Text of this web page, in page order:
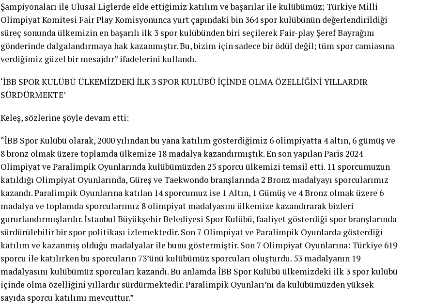
Şampiyonaları ile Ulusal Liglerde elde ettiğimiz katılım ve başarılar ile kulübümüz; Türkiye Milli
Olimpiyat Komitesi Fair Play Komisyonunca yurt çapındaki bin 364 spor kulübünün değerlendirildiği
süreç sonunda ülkemizin en başarılı ilk 3 spor kulübünden biri seçilerek Fair-play Şeref Bayrağını
gönderinde dalgalandırmaya hak kazanmıştır. Bu, bizim için sadece bir ödül değil; tüm spor camiasına
verdiğimiz güzel bir mesajdır” ifadelerini kullandı.
‘İBB SPOR KULÜBÜ ÜLKEMİZDEKİ İLK 3 SPOR KULÜBÜ İÇİNDE OLMA ÖZELLİĞİNİ YILLARDIR
SÜRDÜRMEKTE’
Keleş, sözlerine şöyle devam etti:
“İBB Spor Kulübü olarak, 2000 yılından bu yana katılım gösterdiğimiz 6 olimpiyatta 4 altın, 6 gümüş ve
8 bronz olmak üzere toplamda ülkemize 18 madalya kazandırmıştık. En son yapılan Paris 2024
Olimpiyat ve Paralimpik Oyunlarında kulübümüzden 25 sporcu ülkemizi temsil etti. 11 sporcumuzun
katıldığı Olimpiyat Oyunlarında, Güreş ve Taekwondo branşlarında 2 Bronz madalyayı sporcularımız
kazandı. Paralimpik Oyunlarına katılan 14 sporcumuz ise 1 Altın, 1 Gümüş ve 4 Bronz olmak üzere 6
madalya ve toplamda sporcularımız 8 olimpiyat madalyasını ülkemize kazandırarak bizleri
gururlandırmışlardır. İstanbul Büyükşehir Belediyesi Spor Kulübü, faaliyet gösterdiği spor branşlarında
sürdürülebilir bir spor politikası izlemektedir. Son 7 Olimpiyat ve Paralimpik Oyunlarda gösterdiği
katılım ve kazanmış olduğu madalyalar ile bunu göstermiştir. Son 7 Olimpiyat Oyunlarına: Türkiye 619
sporcu ile katılırken bu sporcuların 73’ünü kulübümüz sporcuları oluşturdu. 53 madalyanın 19
madalyasını kulübümüz sporcuları kazandı. Bu anlamda İBB Spor Kulübü ülkemizdeki ilk 3 spor kulübü
içinde olma özelliğini yıllardır sürdürmektedir. Paralimpik Oyunları’nı da kulübümüzden yüksek
sayıda sporcu katılımı mevcuttur.”